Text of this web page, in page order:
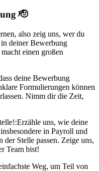
🫡
also zeig uns, wer du
deiner Bewerbung
einen großen
deine Bewerbung
Formulierungen können
Nimm dir die Zeit,
Erzähle uns, wie deine
in Payroll und
Stelle passen. Zeige uns,
Team bist!
Weg, um Teil von